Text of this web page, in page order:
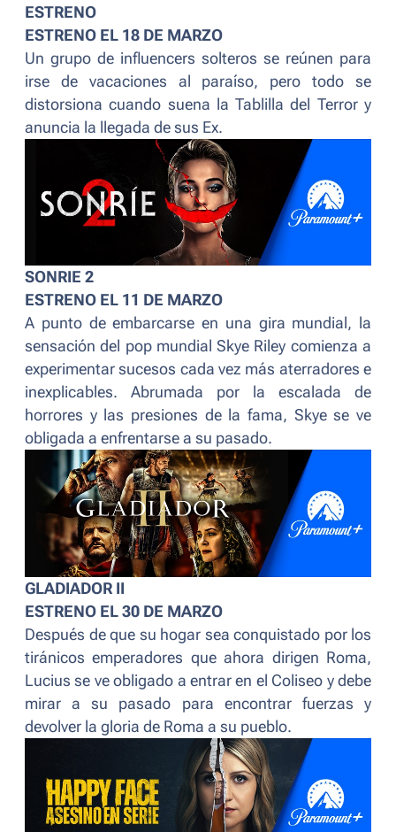
ESTRENO
ESTRENO EL 18 DE MARZO
Un grupo de influencers solteros se reúnen para
irse de vacaciones al paraíso, pero todo se
distorsiona cuando suena la Tablilla del Terror y
anuncia la llegada de sus Ex.
SONRIE 2
ESTRENO EL 11 DE MARZO
A punto de embarcarse en una gira mundial, la
sensación del pop mundial Skye Riley comienza a
experimentar sucesos cada vez más aterradores e
inexplicables. Abrumada por la escalada de
horrores y las presiones de la fama, Skye se ve
obligada a enfrentarse a su pasado.
GLADIADOR II
ESTRENO EL 30 DE MARZO
Después de que su hogar sea conquistado por los
tiránicos emperadores que ahora dirigen Roma,
Lucius se ve obligado a entrar en el Coliseo y debe
mirar a su pasado para encontrar fuerzas y
devolver la gloria de Roma a su pueblo.